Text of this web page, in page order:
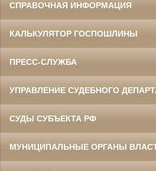
СПРАВОЧНАЯ ИНФОРМАЦИЯ
КАЛЬКУЛЯТОР ГОСПОШЛИНЫ
ПРЕСС-СЛУЖБА
УПРАВЛЕНИЕ СУДЕБНОГО
СУДЫ СУБЪЕКТА РФ
МУНИЦИПАЛЬНЫЕ ОРГАНЫ